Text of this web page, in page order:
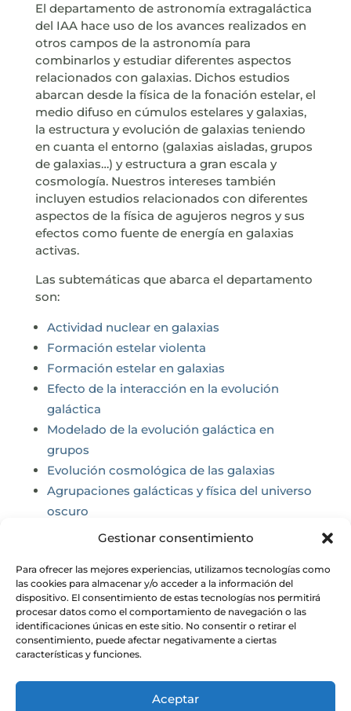
Gestionar consentimiento
Para ofrecer las mejores experiencias, utilizamos tecnologías como
las cookies para almacenar y/o acceder a la información del
dispositivo. El consentimiento de estas tecnologías nos permitirá
procesar datos como el comportamiento de navegación o las
identificaciones únicas en este sitio. No consentir o retirar el
consentimiento, puede afectar negativamente a ciertas
características y funciones.
Aceptar
El departamento de astronomía extragaláctica
del IAA hace uso de los avances realizados en
otros campos de la astronomía para
combinarlos y estudiar diferentes aspectos
relacionados con galaxias. Dichos estudios
abarcan desde la física de la fonación estelar, el
medio difuso en cúmulos estelares y galaxias,
la estructura y evolución de galaxias teniendo
en cuanta el entorno (galaxias aisladas, grupos
de galaxias…) y estructura a gran escala y
cosmología. Nuestros intereses también
incluyen estudios relacionados con diferentes
aspectos de la física de agujeros negros y sus
efectos como fuente de energía en galaxias
activas.
Las subtemáticas que abarca el departamento
son:
Actividad nuclear en galaxias
Formación estelar violenta
Formación estelar en galaxias
Efecto de la interacción en la evolución
galáctica
Modelado de la evolución galáctica en
grupos
Evolución cosmológica de las galaxias
Agrupaciones galácticas y física del universo
oscuro
Gravedad clásica y cuántica en la física de
En los enlaces puede encontrarse más
información acerca de las mismas.